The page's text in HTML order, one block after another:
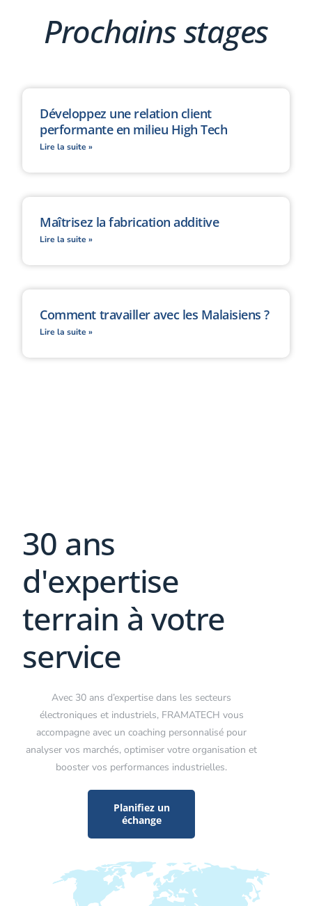
Prochains stages
Développez une relation client
performante en milieu High Tech
Lire la suite »
Maîtrisez la fabrication additive
Lire la suite »
Comment travailler avec les Malaisiens ?
Lire la suite »
30 ans
d'expertise
terrain à votre
service
Avec 30 ans d’expertise dans les secteurs
électroniques et industriels, FRAMATECH vous
accompagne avec un coaching personnalisé pour
analyser vos marchés, optimiser votre organisation et
booster vos performances industrielles.
Planifiez un
échange